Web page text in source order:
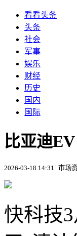
看看头条
头条
社会
军事
娱乐
财经
历史
国内
国际
比亚迪
2026-03-18 14:31 市场
快科技